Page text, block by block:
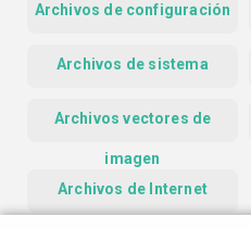
Archivos de configuración
Archivos de sistema
Archivos vectores de
imagen
Archivos de Internet